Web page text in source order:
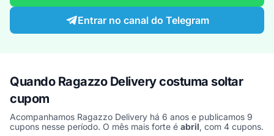
Entrar no canal do Telegram
Quando Ragazzo Delivery costuma soltar
cupom
Acompanhamos Ragazzo Delivery há 6 anos e publicamos 9
cupons nesse período. O mês mais forte é abril, com 4 cupons.